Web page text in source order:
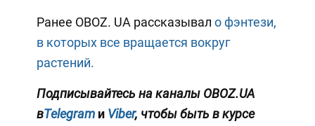
Ранее OBOZ. UA рассказывал о фэнтези,
в которых все вращается вокруг
растений.
Подписывайтесь на каналы OBOZ.UA
вTelegramи Viber, чтобы быть в курсе